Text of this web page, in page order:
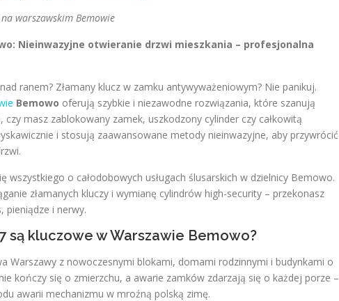
warszawskim Bemowie
Nieinwazyjne otwieranie drzwi mieszkania – profesjonalna
ranem? Złamany klucz w zamku antywyważeniowym? Nie panikuj.
Bemowo oferują szybkie i niezawodne rozwiązania, które szanują
masz zablokowany zamek, uszkodzony cylinder czy całkowitą
i stosują zaawansowane metody nieinwazyjne, aby przywrócić
o całodobowych usługach ślusarskich w dzielnicy Bemowo.
złamanych kluczy i wymianę cylindrów high-security – przekonasz
pieniądze i nerwy.
są kluczowe w Warszawie Bemowo?
Warszawy z nowoczesnymi blokami, domami rodzinnymi i budynkami o
kończy się o zmierzchu, a awarie zamków zdarzają się o każdej porze –
awarii mechanizmu w mroźną polską zimę.